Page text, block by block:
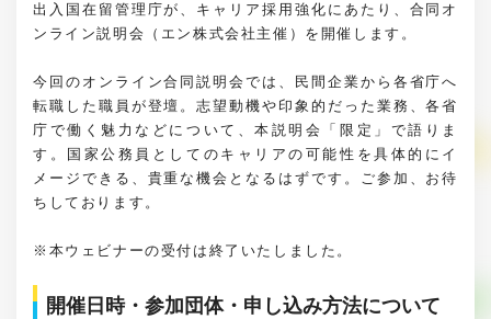
出入国在留管理庁が、キャリア採用強化にあたり、合同オ
ンライン説明会（エン株式会社主催）を開催します。
今回のオンライン合同説明会では、民間企業から各省庁へ
転職した職員が登壇。志望動機や印象的だった業務、各省
庁で働く魅力などについて、本説明会「限定」で語りま
す。国家公務員としてのキャリアの可能性を具体的にイ
メージできる、貴重な機会となるはずです。ご参加、お待
ちしております。
※本ウェビナーの受付は終了いたしました。
開催日時・参加団体・申し込み方法について